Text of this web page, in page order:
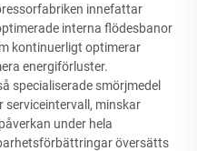
innefattar
interna flödesbanor
kontinuerligt optimerar
energiförluster.
specialiserade smörjmedel
minskar
under hela
översätts